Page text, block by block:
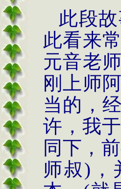
此段
此看来
元音老
刚上师
当的，
许，我于
同下，
师叔)